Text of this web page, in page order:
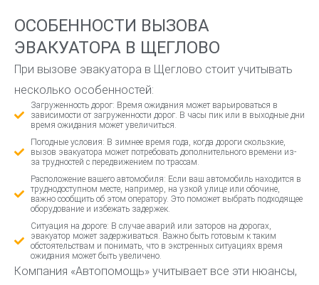
ОСОБЕННОСТИ ВЫЗОВА
ЭВАКУАТОРА В ЩЕГЛОВО
При вызове эвакуатора в Щеглово стоит учитывать
несколько особенностей:
Загруженность дорог: Время ожидания может варьироваться в
зависимости от загруженности дорог. В часы пик или в выходные дни
время ожидания может увеличиться.
Погодные условия: В зимнее время года, когда дороги скользкие,
вызов эвакуатора может потребовать дополнительного времени из-
за трудностей с передвижением по трассам.
Расположение вашего автомобиля: Если ваш автомобиль находится в
труднодоступном месте, например, на узкой улице или обочине,
важно сообщить об этом оператору. Это поможет выбрать подходящее
оборудование и избежать задержек.
Ситуация на дороге: В случае аварий или заторов на дорогах,
эвакуатор может задерживаться. Важно быть готовым к таким
обстоятельствам и понимать, что в экстренных ситуациях время
ожидания может быть увеличено.
Компания «Автопомощь» учитывает все эти нюансы,